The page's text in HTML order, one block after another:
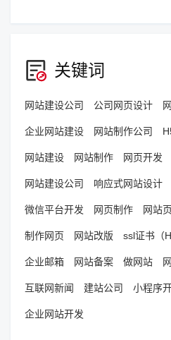
关键词
网站建设公司 公司网页设计
企业网站建设 网站制作公司
网站建设 网站制作 网页开发
网站建设公司 响应式网站设计
微信平台开发 网页制作 网站
制作网页 网站改版 ssl证书（
企业邮箱 网站备案 做网站
互联网新闻 建站公司 小程序
企业网站开发